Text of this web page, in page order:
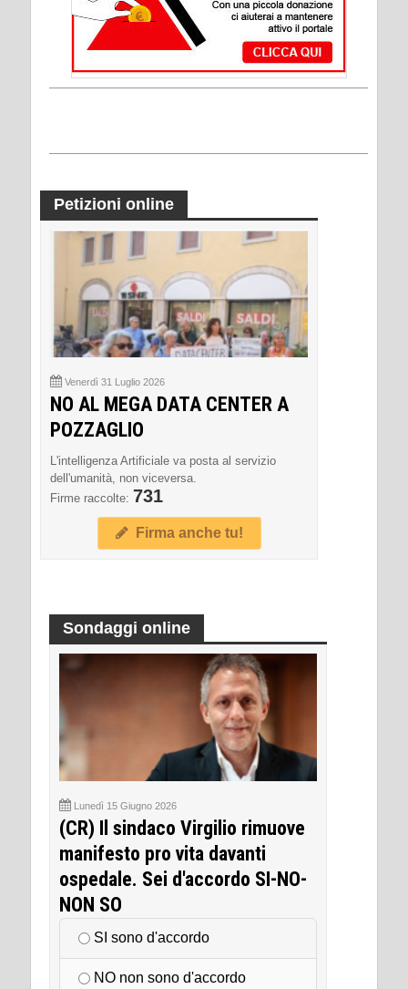
Petizioni online
Venerdì 31 Luglio 2026
NO AL MEGA DATA CENTER A
POZZAGLIO
L'intelligenza Artificiale va posta al servizio
dell'umanità, non viceversa.
Firme raccolte: 731
Firma anche tu!
Sondaggi online
Lunedì 15 Giugno 2026
(CR) Il sindaco Virgilio rimuove
manifesto pro vita davanti
ospedale. Sei d'accordo SI-NO-
NON SO
SI sono d'accordo
NO non sono d'accordo